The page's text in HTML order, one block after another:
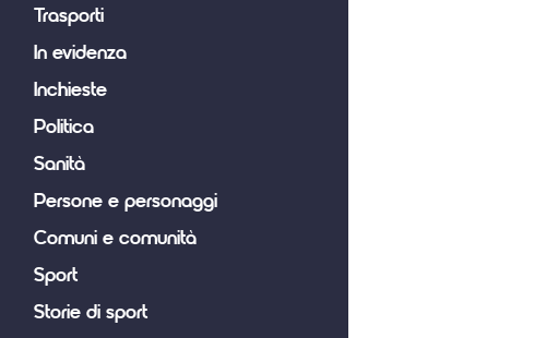
Trasporti
In evidenza
Inchieste
Politica
Sanità
Persone e personaggi
Comuni e comunità
Sport
Storie di sport